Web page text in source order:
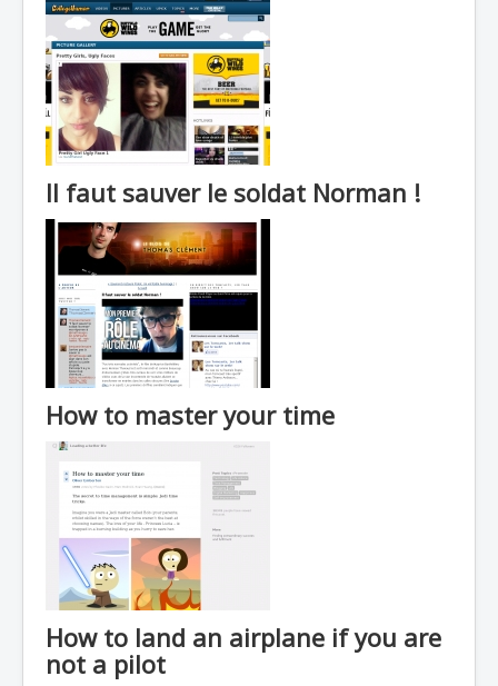
Il faut sauver le soldat Norman !
How to master your time
How to land an airplane if you are
not a pilot